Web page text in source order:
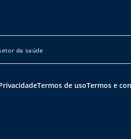
da saúde
Termos de usoTermos e